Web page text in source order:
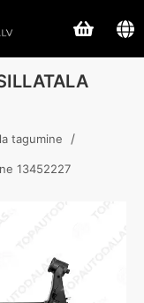
tagumine /
13452227